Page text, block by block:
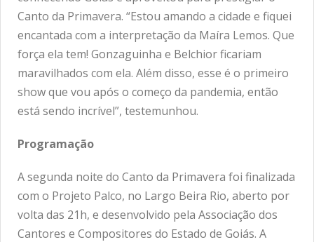
Canto da Primavera. “Estou amando a cidade e fiquei
encantada com a interpretação da Maíra Lemos. Que
força ela tem! Gonzaguinha e Belchior ficariam
maravilhados com ela. Além disso, esse é o primeiro
show que vou após o começo da pandemia, então
está sendo incrível”, testemunhou.
Programação
A segunda noite do Canto da Primavera foi finalizada
com o Projeto Palco, no Largo Beira Rio, aberto por
volta das 21h, e desenvolvido pela Associação dos
Cantores e Compositores do Estado de Goiás. A